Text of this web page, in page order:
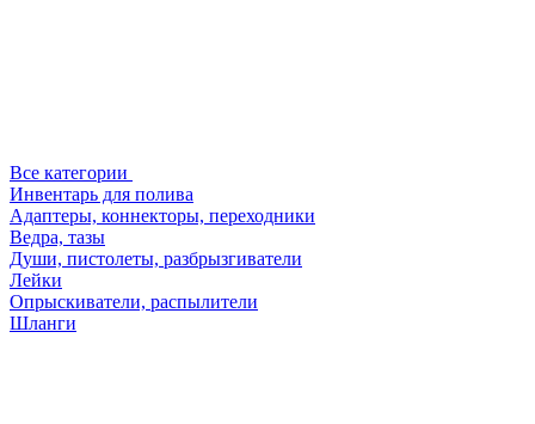
Все категории
Инвентарь для полива
Адаптеры, коннекторы, переходники
Ведра, тазы
Души, пистолеты, разбрызгиватели
Лейки
Опрыскиватели, распылители
Шланги